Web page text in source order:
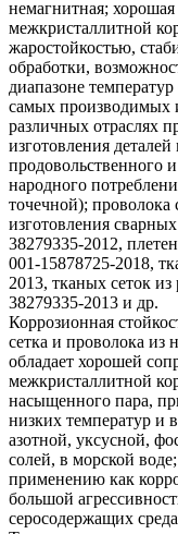
немагнитная;
межкристаллитной
жаростойкостью,
обработки,
диапазоне
самых производимых
различных отраслях
изготовления
продовольственного
народного
точечной); проволока
изготовления
38279335-2012,
001-15878725-2018,
2013, тканых сеток
38279335-2013 и др.
Коррозионная
сетка и проволока
обладает хорошей
межкристаллитной
насыщенного пара,
низких температур и
азотной, уксусной,
солей, в морской
применению как
большой
серосодержащих